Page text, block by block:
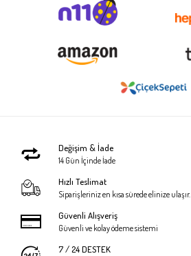
Değişim & İade
14 Gün İçinde İade
Hızlı Teslimat
Siparişleriniz en kısa sürede elinize ulaşır.
Güvenli Alışveriş
Güvenli ve kolay ödeme sistemi
7 / 24 DESTEK